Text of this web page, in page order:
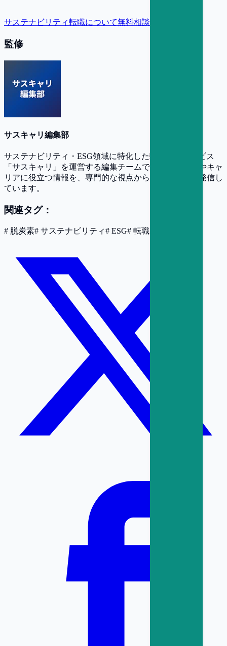
サステナビリティ転職について無料相談
監修
サスキャリ編集部
サステナビリティ・ESG領域に特化した転職支援サービス
「サスキャリ」を運営する編集チームです。業界動向やキャ
リアに役立つ情報を、専門的な視点からわかりやすく発信し
ています。
関連タグ：
# 脱炭素# サステナビリティ# ESG# 転職